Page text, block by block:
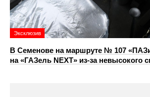
Эксклюзив
В Семенове на маршруте № 107
на «ГАЗель NEXT» из‑за невысокого